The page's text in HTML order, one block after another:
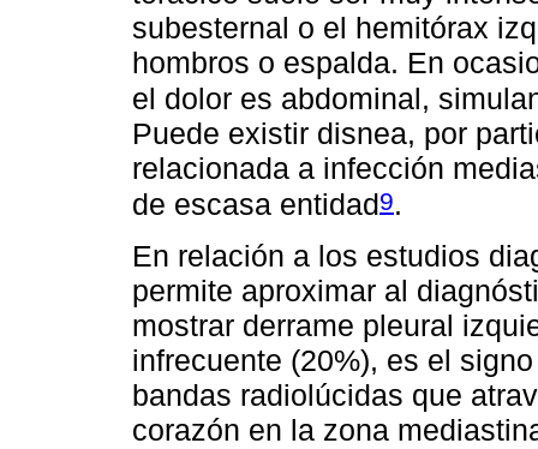
subesternal o el hemitórax
hombros o espalda. En
el dolor es abdominal,
Puede existir disnea, por
relacionada a infección
de escasa entidad9.
En relación a los estudios
permite aproximar al
mostrar derrame pleural
infrecuente (20%), es el
bandas radiolúcidas que
corazón en la zona